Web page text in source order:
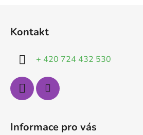
Kontakt
+ 420 724 432 530
Informace pro vás